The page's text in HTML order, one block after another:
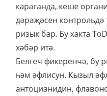
караганда, кеше
дәрәҗәсен контрольдә
ризык бар. Бу хакта
хәбәр итә.
Белгеч фикеренчә, бу
һәм әфлисун. Кызыл
антоцианидин,